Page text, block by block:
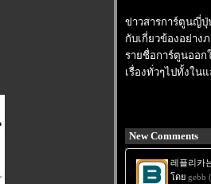
ข่าวสารการ์ตูนญี่ปุ่
กับเกี่ยวข้องอย่าง
รายชื่อการ์ตูนออก
เรื่องทั่วๆไปทั้งใน
New Comments